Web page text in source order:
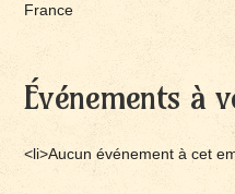
France
Événements à
<li>Aucun événement à cet